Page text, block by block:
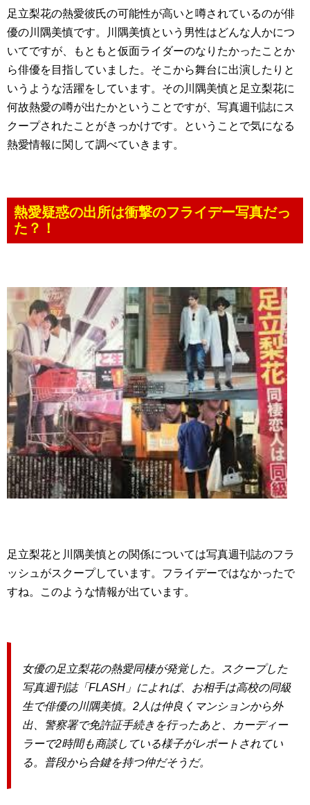
足立梨花の熱愛彼氏の可能性が高いと噂されているのが俳
優の川隅美慎です。川隅美慎という男性はどんな人かにつ
いてですが、もともと仮面ライダーのなりたかったことか
ら俳優を目指していました。そこから舞台に出演したりと
いうような活躍をしています。その川隅美慎と足立梨花に
何故熱愛の噂が出たかということですが、写真週刊誌にス
クープされたことがきっかけです。ということで気になる
熱愛情報に関して調べていきます。
熱愛疑惑の出所は衝撃のフライデー写真だっ
た？！
足立梨花と川隅美慎との関係については写真週刊誌のフラ
ッシュがスクープしています。フライデーではなかったで
すね。このような情報が出ています。
女優の足立梨花の熱愛同棲が発覚した。スクープした
写真週刊誌「FLASH」によれば、お相手は高校の同級
生で俳優の川隅美慎。2人は仲良くマンションから外
出、警察署で免許証手続きを行ったあと、カーディー
ラーで2時間も商談している様子がレポートされてい
る。普段から合鍵を持つ仲だそうだ。